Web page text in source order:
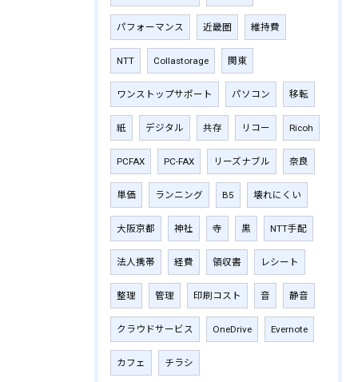
パフォーマンス 近畿圏 維持費
NTT Collastorage 関東
ワンストップサポート パソコン 移転
紙 デジタル 共存 リコー Ricoh
PCFAX PC-FAX リーズナブル 奈良
単価 ランニング B5 壊れにくい
大阪京都 神社 寺 黒 NTT手配
法人携帯 経費 領収書 レシート
整理 管理 印刷コスト 音 静音
クラウドサービス OneDrive Evernote
カフェ チラシ